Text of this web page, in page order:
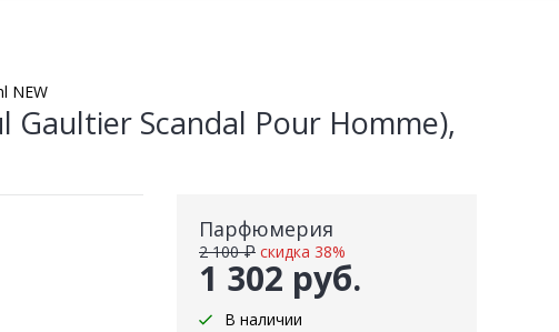
NEW
Gaultier Scandal Pour Homme),
Парфюмерия
1 302 руб.
2 100 ₽ скидка 38%
В наличии